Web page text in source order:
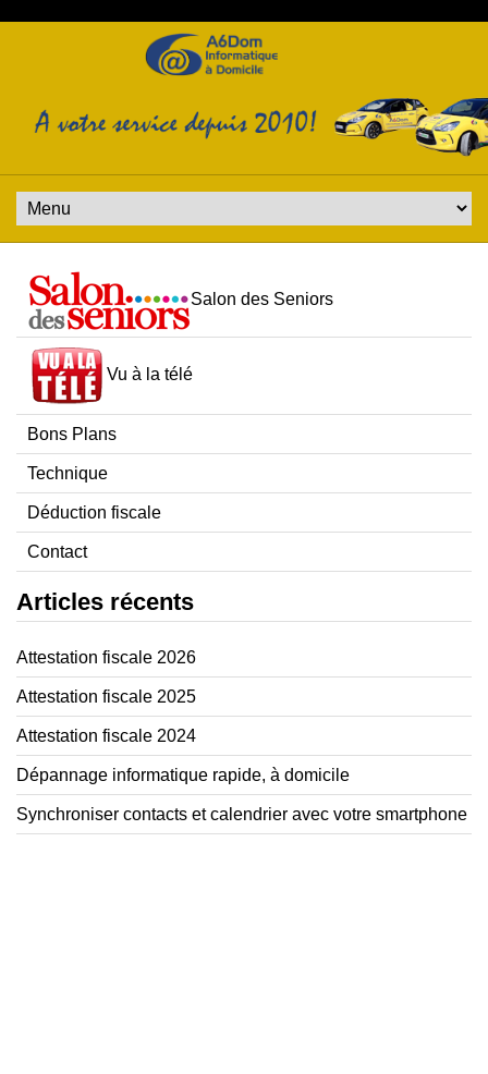
Salon des Seniors
Vu à la télé
Bons Plans
Technique
Déduction fiscale
Contact
Articles récents
Attestation fiscale 2026
Attestation fiscale 2025
Attestation fiscale 2024
Dépannage informatique rapide, à domicile
Synchroniser contacts et calendrier avec votre smartphone